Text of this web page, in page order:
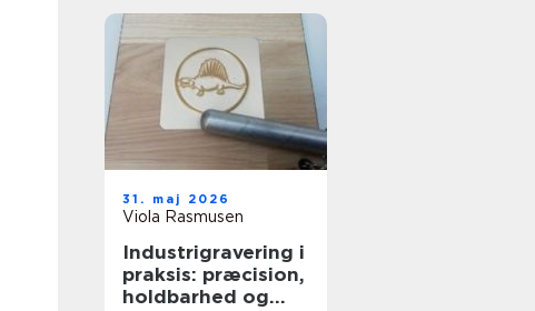
31. maj 2026
Viola Rasmusen
Industrigravering i
praksis: præcision,
holdbarhed og